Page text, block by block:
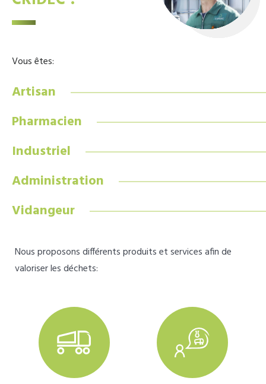
Vous êtes:
Artisan
Pharmacien
Industriel
Administration
Vidangeur
Nous proposons différents produits et services afin de
valoriser les déchets: